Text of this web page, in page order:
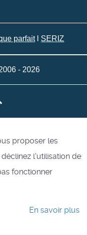
parfaitl SERIZ
- 2026
proposer les
l'utilisation de
fonctionner
En savoir plus